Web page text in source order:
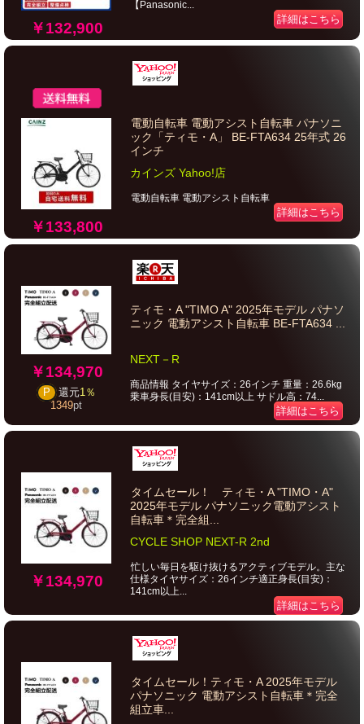
￥132,900
【Panasonic...
詳細はこちら
￥133,800
電動自転車 電動アシスト自転車 パナソニ
ック「ティモ・A」 BE-FTA634 25年式 26
インチ
カインズ Yahoo!店
電動自転車 電動アシスト自転車
詳細はこちら
￥134,970
P 還元1％
1349pt
ティモ・A "TIMO A" 2025年モデル パナソ
ニック 電動アシスト自転車 BE-FTA634 ...
NEXT－R
商品情報 タイヤサイズ：26インチ 重量：26.6kg
乗車身長(目安)：141cm以上 サドル高：74...
詳細はこちら
￥134,970
タイムセール！ ティモ・A "TIMO・A"
2025年モデル パナソニック電動アシスト
自転車＊完全組...
CYCLE SHOP NEXT-R 2nd
忙しい毎日を駆け抜けるアクティブモデル。主な
仕様タイヤサイズ：26インチ適正身長(目安)：
141cm以上...
詳細はこちら
タイムセール！ティモ・A 2025年モデル
パナソニック 電動アシスト自転車＊完全
組立車...